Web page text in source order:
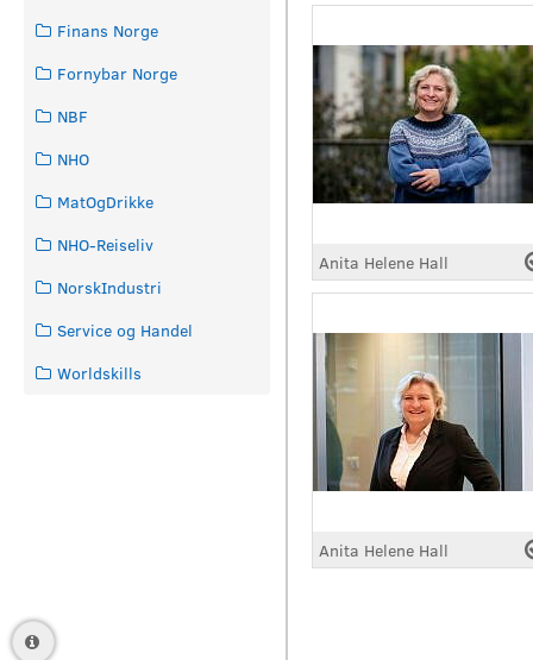
Finans Norge
Fornybar Norge
NBF
NHO
MatOgDrikke
NHO-Reiseliv
NorskIndustri
Service og Handel
Worldskills
Anita Helene Hall
Anita Helene Hall